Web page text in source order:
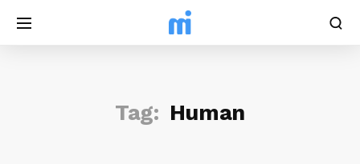
Tag: Human